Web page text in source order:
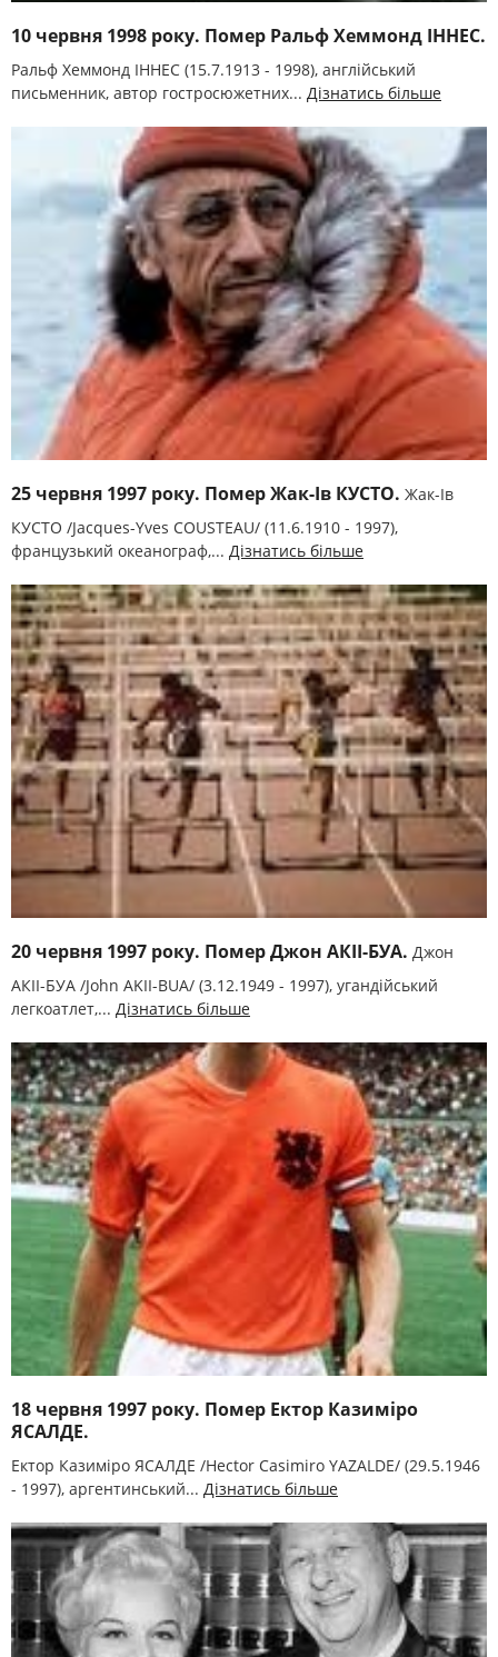
10 червня 1998 року. Помер Ральф Хеммонд ІННЕС.
Ральф Хеммонд ІННЕС (15.7.1913 - 1998), англійський
письменник, автор гостросюжетних... Дізнатись більше
25 червня 1997 року. Помер Жак-Ів КУСТО. Жак-Ів
КУСТО /Jacques-Yves COUSTEAU/ (11.6.1910 - 1997),
французький океанограф,... Дізнатись більше
20 червня 1997 року. Помер Джон АКІІ-БУА. Джон
АКІІ-БУА /John AKІІ-BUA/ (3.12.1949 - 1997), угандійський
легкоатлет,... Дізнатись більше
18 червня 1997 року. Помер Ектор Казиміро
ЯСАЛДЕ.
Ектор Казиміро ЯСАЛДЕ /Hector Casіmіro YAZALDE/ (29.5.1946
- 1997), аргентинський... Дізнатись більше